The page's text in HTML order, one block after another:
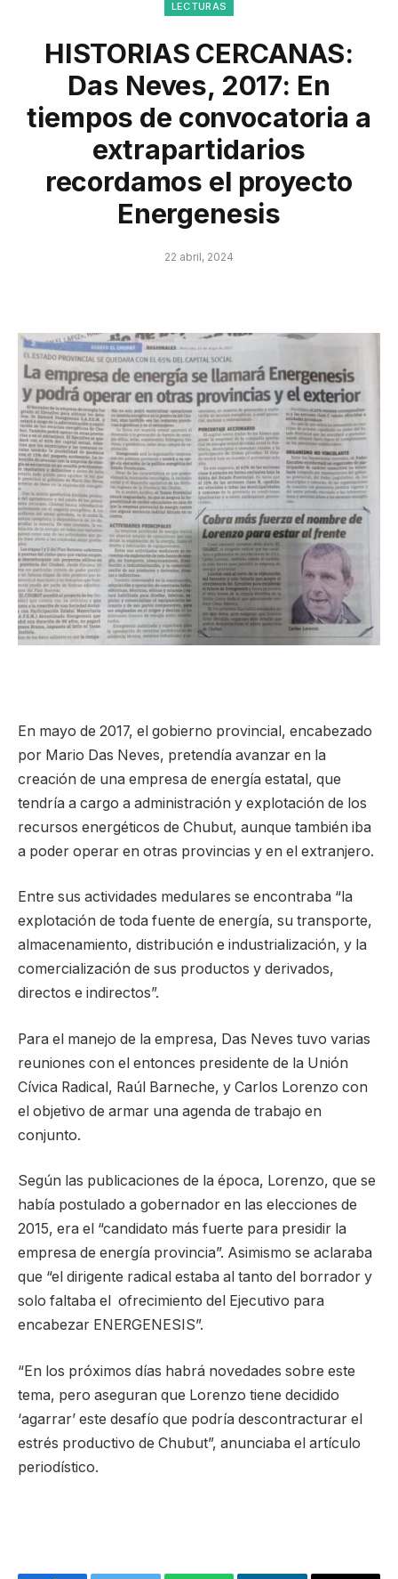
LECTURAS
HISTORIAS CERCANAS:
Das Neves, 2017: En
tiempos de convocatoria a
extrapartidarios
recordamos el proyecto
Energenesis
22 abril, 2024
En mayo de 2017, el gobierno provincial, encabezado
por Mario Das Neves, pretendía avanzar en la
creación de una empresa de energía estatal, que
tendría a cargo a administración y explotación de los
recursos energéticos de Chubut, aunque también iba
a poder operar en otras provincias y en el extranjero.
Entre sus actividades medulares se encontraba “la
explotación de toda fuente de energía, su transporte,
almacenamiento, distribución e industrialización, y la
comercialización de sus productos y derivados,
directos e indirectos”.
Para el manejo de la empresa, Das Neves tuvo varias
reuniones con el entonces presidente de la Unión
Cívica Radical, Raúl Barneche, y Carlos Lorenzo con
el objetivo de armar una agenda de trabajo en
conjunto.
Según las publicaciones de la época, Lorenzo, que se
había postulado a gobernador en las elecciones de
2015, era el “candidato más fuerte para presidir la
empresa de energía provincia”. Asimismo se aclaraba
que “el dirigente radical estaba al tanto del borrador y
solo faltaba el ofrecimiento del Ejecutivo para
encabezar ENERGENESIS”.
“En los próximos días habrá novedades sobre este
tema, pero aseguran que Lorenzo tiene decidido
‘agarrar’ este desafío que podría descontracturar el
estrés productivo de Chubut”, anunciaba el artículo
periodístico.